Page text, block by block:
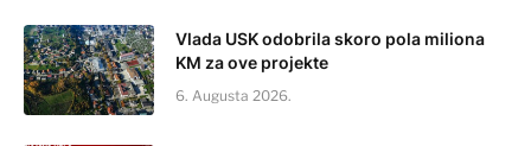
Vlada USK odobrila skoro pola miliona
KM za ove projekte
6. Augusta 2026.